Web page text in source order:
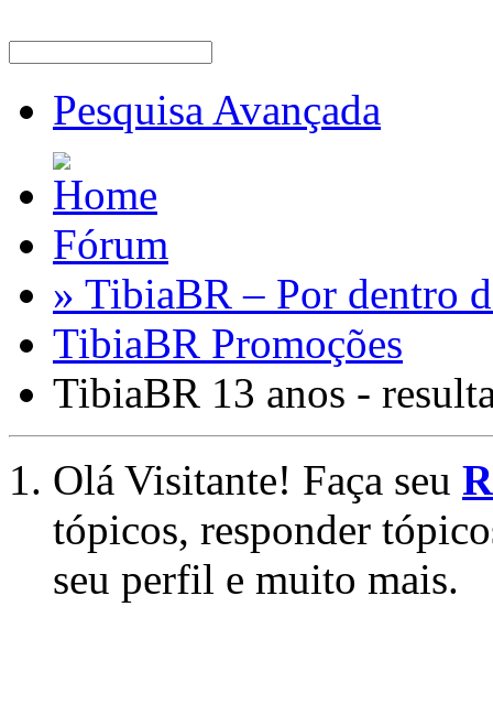
Pesquisa Avançada
Fórum
» TibiaBR – Por dentro
TibiaBR Promoções
TibiaBR 13 anos -
Olá Visitante! Faça seu
tópicos, responder
seu perfil e muito mais.